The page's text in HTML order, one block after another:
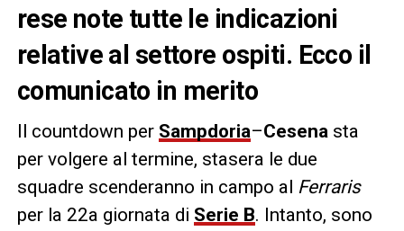
rese note tutte le indicazioni
relative al settore ospiti. Ecco il
comunicato in merito
Il countdown per Sampdoria–Cesenasta
per volgere al termine, stasera le due
squadre scenderanno in campo al Ferraris
per la 22a giornata di Serie B. Intanto, sono